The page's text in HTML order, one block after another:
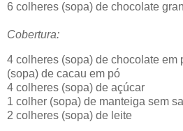
6 colheres (sopa) de chocolate
Cobertura:
4 colheres (sopa) de chocolate em
(sopa) de cacau em pó
4 colheres (sopa) de açúcar
1 colher (sopa) de manteiga sem sal
2 colheres (sopa) de leite